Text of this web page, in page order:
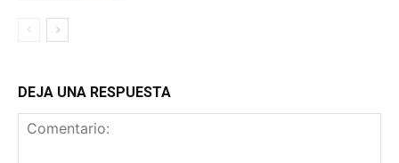
DEJA UNA RESPUESTA